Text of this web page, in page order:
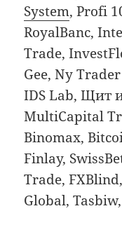
System, Profi
RoyalBanc,
Trade,
Gee, Ny
IDS Lab, Щит
MultiCapital
Binomax,
Finlay,
Trade,
Global,